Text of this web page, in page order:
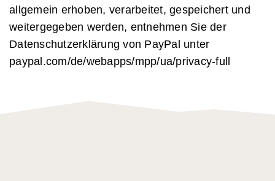
allgemein erhoben, verarbeitet, gespeichert und
weitergegeben werden, entnehmen Sie der
Datenschutzerklärung von PayPal unter
paypal.com/de/webapps/mpp/ua/privacy-full